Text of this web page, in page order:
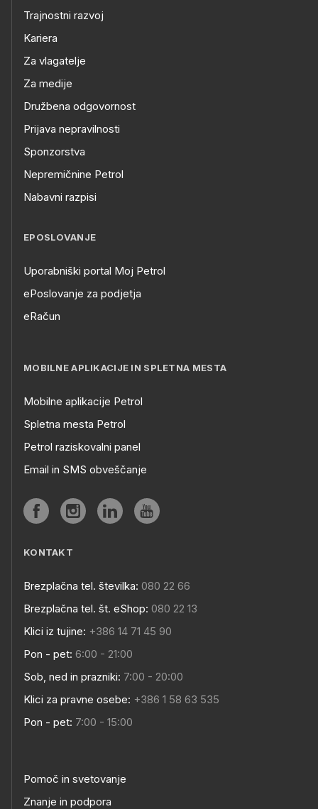
Trajnostni razvoj
Kariera
Za vlagatelje
Za medije
Družbena odgovornost
Prijava nepravilnosti
Sponzorstva
Nepremičnine Petrol
Nabavni razpisi
EPOSLOVANJE
Uporabniški portal Moj Petrol
ePoslovanje za podjetja
eRačun
MOBILNE APLIKACIJE IN SPLETNA MESTA
Mobilne aplikacije Petrol
Spletna mesta Petrol
Petrol raziskovalni panel
Email in SMS obveščanje
KONTAKT
Brezplačna tel. številka: 080 22 66
Brezplačna tel. št. eShop: 080 22 13
Klici iz tujine: +386 14 71 45 90
Pon - pet: 6:00 - 21:00
Sob, ned in prazniki: 7:00 - 20:00
Klici za pravne osebe: +386 1 58 63 535
Pon - pet: 7:00 - 15:00
Pomoč in svetovanje
Znanje in podpora